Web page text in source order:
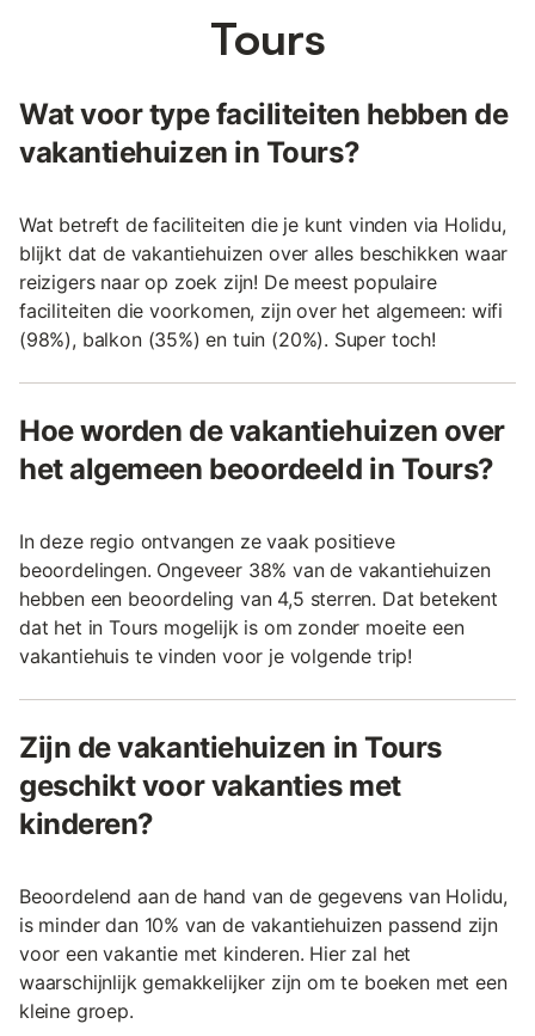
Tours
Wat voor type faciliteiten hebben de
vakantiehuizen in Tours?
Wat betreft de faciliteiten die je kunt vinden via Holidu,
blijkt dat de vakantiehuizen over alles beschikken waar
reizigers naar op zoek zijn! De meest populaire
faciliteiten die voorkomen, zijn over het algemeen: wifi
(98%), balkon (35%) en tuin (20%). Super toch!
Hoe worden de vakantiehuizen over
het algemeen beoordeeld in Tours?
In deze regio ontvangen ze vaak positieve
beoordelingen. Ongeveer 38% van de vakantiehuizen
hebben een beoordeling van 4,5 sterren. Dat betekent
dat het in Tours mogelijk is om zonder moeite een
vakantiehuis te vinden voor je volgende trip!
Zijn de vakantiehuizen in Tours
geschikt voor vakanties met
kinderen?
Beoordelend aan de hand van de gegevens van Holidu,
is minder dan 10% van de vakantiehuizen passend zijn
voor een vakantie met kinderen. Hier zal het
waarschijnlijk gemakkelijker zijn om te boeken met een
kleine groep.